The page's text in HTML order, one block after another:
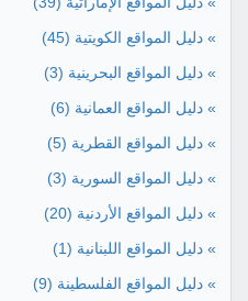
» دليل المواقع الكويتية (45)
» دليل المواقع البحرينية (3)
» دليل المواقع العمانية (6)
» دليل المواقع القطرية (5)
» دليل المواقع السورية (3)
» دليل المواقع الأردنية (20)
» دليل المواقع اللبنانية (1)
» دليل المواقع الفلسطينة (9)